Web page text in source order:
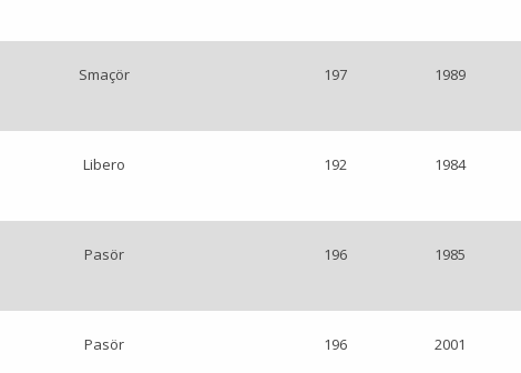
Smaçör 197 1989
Libero 192 1984
Pasör 196 1985
Pasör 196 2001